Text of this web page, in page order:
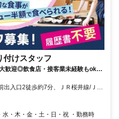
付けスタッフ
歓迎◎飲食店・接客業未経験もok！
出入口2徒歩約7分、ＪＲ桜井線/ＪＲ
橿原店 車5分／マクドナルド 橿原大
・木・金・土・日・祝 ・勤務時